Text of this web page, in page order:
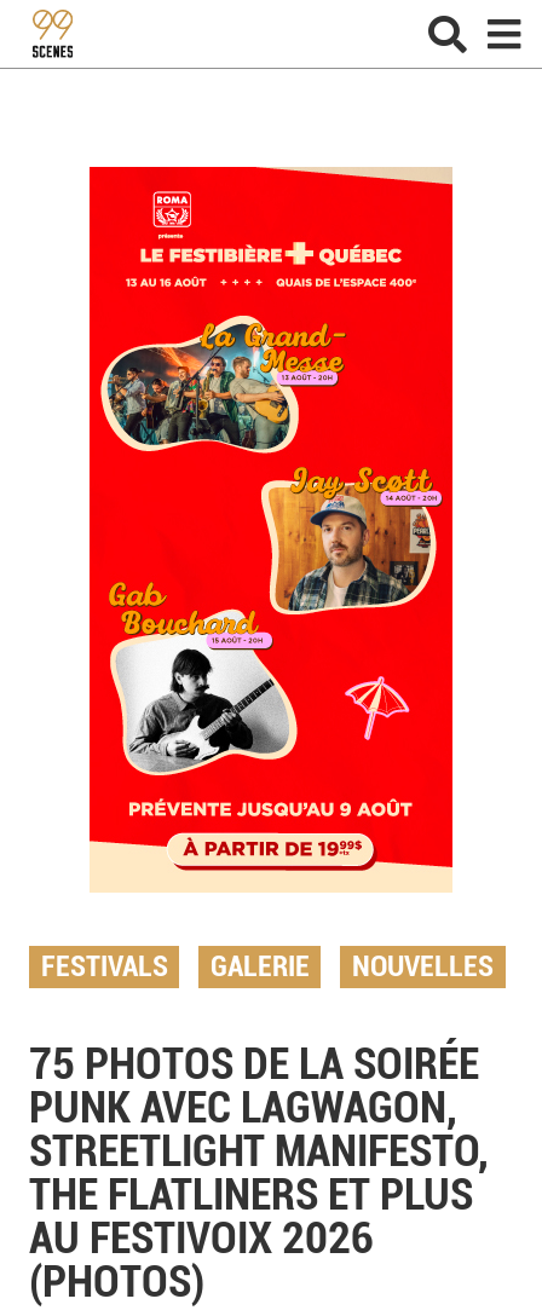
FESTIVALS GALERIE NOUVELLES
75 PHOTOS DE LA SOIRÉE
PUNK AVEC LAGWAGON,
STREETLIGHT MANIFESTO,
THE FLATLINERS ET PLUS
AU FESTIVOIX 2026
(PHOTOS)